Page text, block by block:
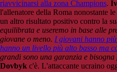
riavvicinarsi alla zona Champions.
l'allenatore della Roma nonostante
un altro risultato positivo contro la
equilibrata e useremo in base alle
giovane o meno. I giovani hanno
hanno un livello più alto basso ma
grandi sono una garanzia e
Dovbyk c'è. L'attaccante ucraino